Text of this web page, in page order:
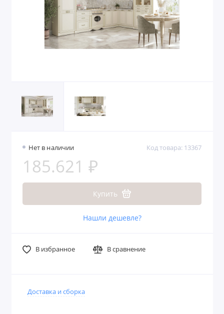
Нет в наличии Код товара: 13367
185.621 ₽
Купить
Нашли дешевле?
В избранное В сравнение
Доставка и сборка